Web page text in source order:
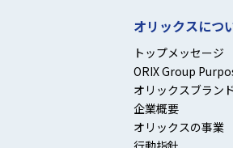
オリックスにつ
トップメッセージ
ORIX Group
オリックスブラン
企業概要
オリックスの事業